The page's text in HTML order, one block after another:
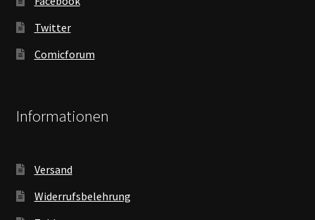
Twitter
Comicforum
Informationen
Versand
Widerrufsbelehrung